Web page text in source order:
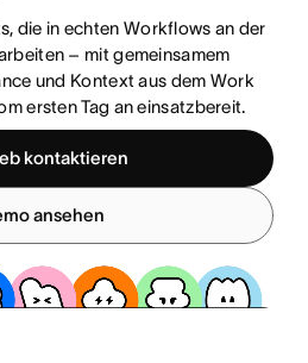
die in echten Workflows an der
– mit gemeinsamem
und Kontext aus dem Work
ersten Tag an einsatzbereit.
kontaktieren
ansehen